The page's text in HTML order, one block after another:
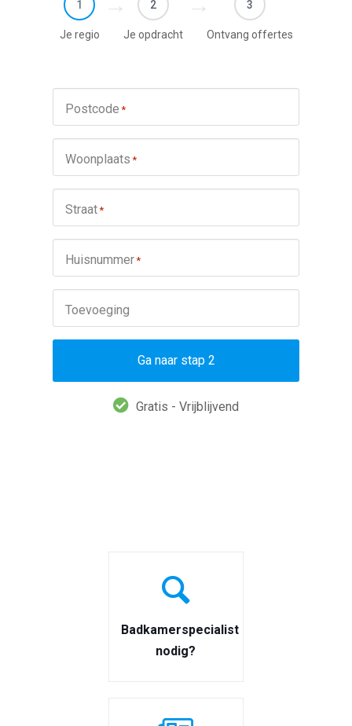
1
Je regio
2
Je opdracht
3
Ontvang offertes
Postcode *
Woonplaats *
Straat*
Huisnummer*
Toevoeging
Ga naar stap 2
Gratis - Vrijblijvend
Badkamerspecialist
nodig?